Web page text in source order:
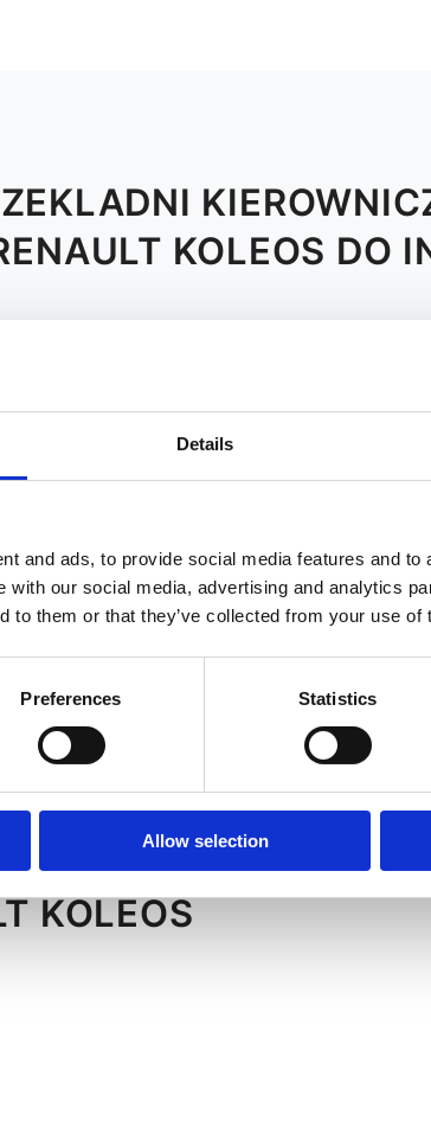
Details
and ads, to provide social media features and
with our social media, advertising and analytics
to them or that they’ve collected from your use of
Preferences Statistics
Allow selection
KOLEOS DO
KOLEOS